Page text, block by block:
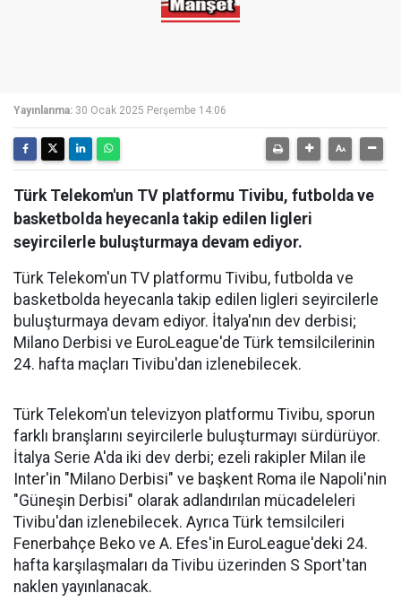
Yayınlanma: 30 Ocak 2025 Perşembe 14:06
Türk Telekom'un TV platformu Tivibu, futbolda ve
basketbolda heyecanla takip edilen ligleri
seyircilerle buluşturmaya devam ediyor.
Türk Telekom'un TV platformu Tivibu, futbolda ve
basketbolda heyecanla takip edilen ligleri seyircilerle
buluşturmaya devam ediyor. İtalya'nın dev derbisi;
Milano Derbisi ve EuroLeague'de Türk temsilcilerinin
24. hafta maçları Tivibu'dan izlenebilecek.
Türk Telekom'un televizyon platformu Tivibu, sporun
farklı branşlarını seyircilerle buluşturmayı sürdürüyor.
İtalya Serie A'da iki dev derbi; ezeli rakipler Milan ile
Inter'in "Milano Derbisi" ve başkent Roma ile Napoli'nin
"Güneşin Derbisi" olarak adlandırılan mücadeleleri
Tivibu'dan izlenebilecek. Ayrıca Türk temsilcileri
Fenerbahçe Beko ve A. Efes'in EuroLeague'deki 24.
hafta karşılaşmaları da Tivibu üzerinden S Sport'tan
naklen yayınlanacak.